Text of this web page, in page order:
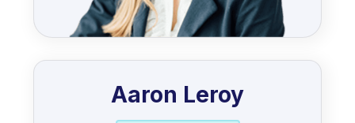
Aaron Leroy